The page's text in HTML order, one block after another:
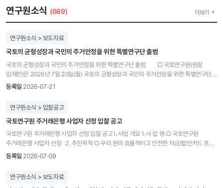
연구원소식 (689) 더보기
연구원소식 > 보도자료
국토의 균형성장과 국민의 주거안정을 위한 특별연구단 출범
국토의 균형성장과 국민의 주거안정을 위한 특별연구단 출범 □ 국토연구원(원장
임재만)은 2026년 7월 20일(월) 국토의 균형성장과 국민의 주거안정을 위한 특별연구단을
출범하였다. 출범에 앞서 임재만 원장은 지속가능한 국가의 성장과 함께“국민의 삶의 질
특별연구단은 임재만 원장이 직접 단장을 맡아 연구원의 전사적 역량을 집중할 것이다. ◦
5극3특 균형성장 특별연구단(부단장 박경현 선임연구위원)은 수도권으로 인구, 산업, 고용,
생활서비스가 지속적으로 집중되면서 국토 전반의 불균형 문제가 누적되는 문제를
해결하기 위하여, 교통·주거·산업 등과 연계한 국토공간의 재설계 정책을 연구 ◦
주택임대차시장이 동시에 불안정해짐에 따라 국민 주거안정을 확보하기 위하여 시장상황
주거기본권 특별연구단(부단장 윤성진 부연구위원)은 주거 문제를 국민 삶의 기반이자 삶의
등록일 2026-07-21
연구원소식 > 입찰공고
국토연구원 주거래은행 사업자 선정 입찰 공고
국토연구원 주거래은행 사업자 선정 입찰 공고 Ⅰ. 사업 개요 1. 사 업 명 ○ 국토연구원
주거래은행 사업자 선정 2. 추진목적 ○ 우리 원의 효율적이고 안전한 자금(법인카드 포함)
관리 및 금융 편의성 제고를 위해 주거래은행을 선정하고자 함 3. 약정기간 ○ 계약기간 :
기타공공기관 - 주 소 : 세종특별자치시 국책연구원로 5 국토연구원 - 재직인원 : 344명
등록일 2026-07-09
연구원소식 > 보도자료